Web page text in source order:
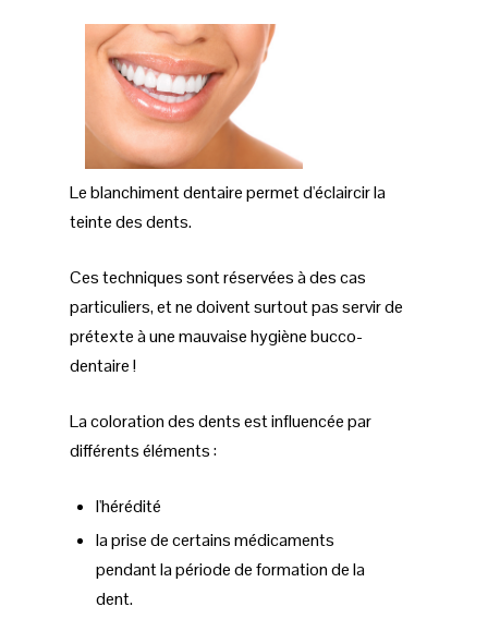
Le blanchiment dentaire permet d'éclaircir la
teinte des dents.
Ces techniques sont réservées à des cas
particuliers, et ne doivent surtout pas servir de
prétexte à une mauvaise hygiène bucco-
dentaire !
La coloration des dents est influencée par
différents éléments :
l'hérédité
la prise de certains médicaments
pendant la période de formation de la
dent.